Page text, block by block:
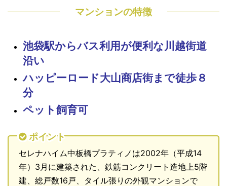
マンションの特徴
池袋駅からバス利用が便利な川越街道
沿い
ハッピーロード大山商店街まで徒歩８
分
ペット飼育可
ポイント
セレナハイム中板橋プラティノは2002年（平成14
年）3月に建築された、鉄筋コンクリート造地上5階
建、総戸数16戸、タイル張りの外観マンションで